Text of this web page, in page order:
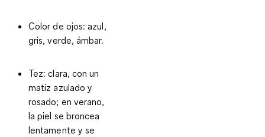
Color de ojos: azul,
gris, verde, ámbar.
Tez: clara, con un
matiz azulado y
rosado; en verano,
la piel se broncea
lentamente y se